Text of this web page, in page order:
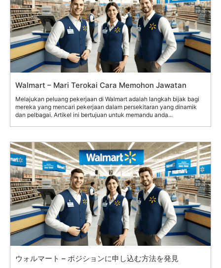
Walmart – Mari Terokai Cara Memohon Jawatan
Melajukan peluang pekerjaan di Walmart adalah langkah bijak bagi
mereka yang mencari pekerjaan dalam persekitaran yang dinamik
dan pelbagai. Artikel ini bertujuan untuk memandu anda...
ウォルマート – ポジションに申し込む方法を発見